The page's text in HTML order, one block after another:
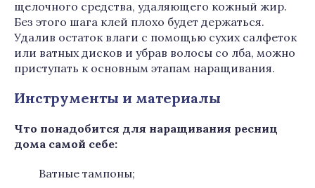
щелочного средства, удаляющего кожный жир.
Без этого шага клей плохо будет держаться.
Удалив остаток влаги с помощью сухих салфеток
или ватных дисков и убрав волосы со лба, можно
приступать к основным этапам наращивания.
Инструменты и материалы
Что понадобится для наращивания ресниц
дома самой себе:
Ватные тампоны;